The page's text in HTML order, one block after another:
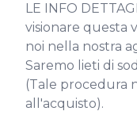
LE INFO
visionare questa
noi nella nostra
Saremo lieti di
(Tale procedura
all'acquisto).